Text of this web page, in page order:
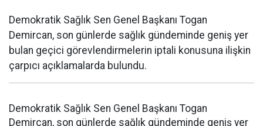
Demokratik Sağlık Sen Genel Başkanı Togan
Demircan, son günlerde sağlık gündeminde geniş yer
bulan geçici görevlendirmelerin iptali konusuna ilişkin
çarpıcı açıklamalarda bulundu.
Demokratik Sağlık Sen Genel Başkanı Togan
Demircan, son günlerde sağlık gündeminde geniş yer